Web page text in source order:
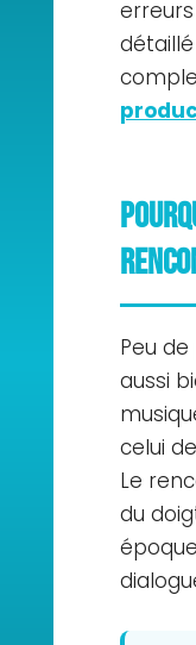
Peu
aussi
celui
Le
du